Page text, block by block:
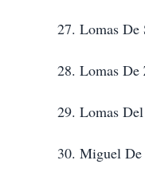
27. Lomas De
28. Lomas De
29. Lomas
30. Miguel